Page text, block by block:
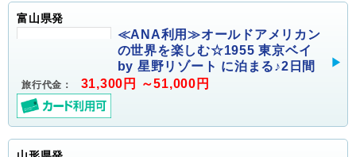
富山県発
≪ANA利用≫オールドアメリカン
の世界を楽しむ☆1955 東京ベイ
by 星野リゾート に泊まる♪2日間
旅行代金： 31,300円 ～51,000円